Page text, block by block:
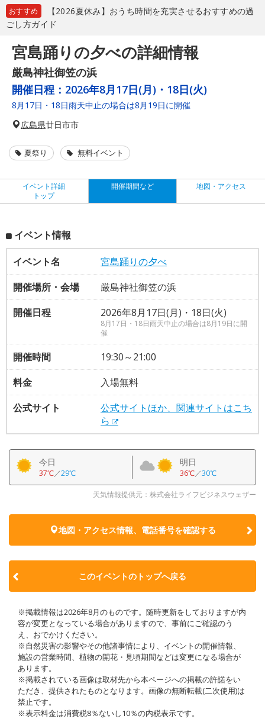
おすすめ
【2026夏休み】おうち時間を充実させるおすすめの過
ごし方ガイド
宮島踊りの夕べの詳細情報
厳島神社御笠の浜
開催日程： 2026年8月17日(月)・18日(火)
8月17日・18日雨天中止の場合は8月19日に開催
広島県廿日市市
夏祭り 無料イベント
イベント詳細
トップ
開催期間など 地図・アクセス
イベント情報
イベント名
宮島踊りの夕べ
開催場所・会場
厳島神社御笠の浜
開催日程
2026年8月17日(月)・18日(火)
8月17日・18日雨天中止の場合は8月19日に開
催
開催時間
19:30～21:00
料金
入場無料
公式サイト
公式サイトほか、関連サイトはこち
ら
今日
37℃／29℃
明日
36℃／30℃
天気情報提供元：株式会社ライフビジネスウェザー
地図・アクセス情報、電話番号を確認する
このイベントのトップへ戻る
※掲載情報は2026年8月のものです。随時更新をしておりますが内
容が変更となっている場合がありますので、事前にご確認のう
え、おでかけください。
※自然災害の影響やその他諸事情により、イベントの開催情報、
施設の営業時間、植物の開花・見頃期間などは変更になる場合が
あります。
※掲載されている画像は取材先から本ページへの掲載の許諾をい
ただき、提供されたものとなります。画像の無断転載(二次使用)は
禁止です。
※表示料金は消費税8％ないし10％の内税表示です。